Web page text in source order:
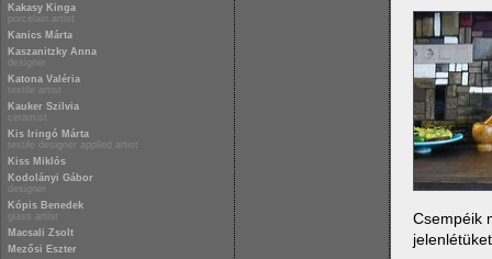
Kakasy Kinga
porcelain artist
Kanics Márta
Kaszanitzky Anna
designer
Katona Valéria
textile artist
Kauker Szilvia
ceramist
Kis Iringó Márta
textile designer applied artist
Kiss Miklós
Kodolányi Gábor
designer
Kópis Benedek
glass artist
Macsali Zsolt
Mezősi Eszter
Csempéik